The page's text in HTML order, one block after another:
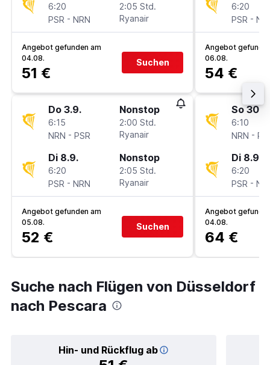
6:20
PSR - NRN
2:05 Std.
Ryanair
Angebot gefunden am
04.08.
51 €
Suchen
Do 3.9.
6:15
NRN - PSR
Nonstop
2:00 Std.
Ryanair
Di 8.9.
6:20
PSR - NRN
Nonstop
2:05 Std.
Ryanair
Angebot gefunden am
05.08.
52 €
Suchen
6:20
PSR -
Angebot
06.08.
54 €
So 30.8.
6:10
NRN -
Di 8.9.
6:20
PSR -
Angebot
04.08.
64 €
Suche nach Flügen von Düsseldorf
nach Pescara
Hin- und Rückflug ab